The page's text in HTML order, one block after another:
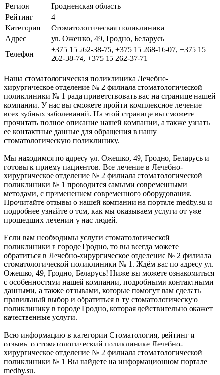
Регион
Гродненская область
Рейтинг
4
Категория
Стоматологическая поликлиника
Адрес
ул. Ожешко, 49, Гродно, Беларусь
Телефон
+375 15 262-38-75, +375 15 268-16-07, +375 15
262-38-74, +375 15 262-37-71
Наша стоматологическая поликлиника Лечебно-
хирургическое отделение № 2 филиала стоматологической
поликлиники № 1 рада приветствовать вас на странице нашей
компании. У нас вы сможете пройти комплексное лечение
всех зубных заболеваний. На этой странице вы сможете
прочитать полное описание нашей компании, а также узнать
ее контактные данные для обращения в нашу
стоматологическую поликлинику.
Мы находимся по адресу ул. Ожешко, 49, Гродно, Беларусь и
готовы к приему пациентов. Все лечение в Лечебно-
хирургическое отделение № 2 филиала стоматологической
поликлиники № 1 проводится самыми современными
методами, с применением современного оборудования.
Прочитайте отзывы о нашей компании на портале medby.su и
подробнее узнайте о том, как мы оказываем услуги от уже
прошедших лечении у нас людей.
Если вам необходимы услуги стоматологической
поликлиники в городе Гродно, то вы всегда можете
обратиться в Лечебно-хирургическое отделение № 2 филиала
стоматологической поликлиники № 1. Ждём вас по адресу ул.
Ожешко, 49, Гродно, Беларусь! Ниже вы можете ознакомиться
с особенностями нашей компании, подробными контактными
данными, а также отзывами, которые помогут вам сделать
правильный выбор и обратиться в ту стоматологическую
поликлинику в городе Гродно, которая действительно окажет
качественные услуги.
Всю информацию в категории Стоматология, рейтинг и
отзывы о стоматологический поликлинике Лечебно-
хирургическое отделение № 2 филиала стоматологической
поликлиники № 1 Вы найдете на информационном портале
medby.su.